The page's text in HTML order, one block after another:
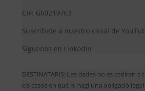
CIF: G60219763
Suscríbete a nuestro canal de
Síguenos en LinkedIn
DESTINATARIS: Les dades no es cediran
els casos en què hi hagi una obligació